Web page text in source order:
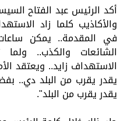
أكد الرئيس عبد الفتاح
والأكاذيب كلما زاد
في المقدمة.. يمكن
الشائعات والكذب..
الاستهداف زايد.. ويعتقد
يقدر يقرب من البلد دي..
يقدر يقرب من البلد".